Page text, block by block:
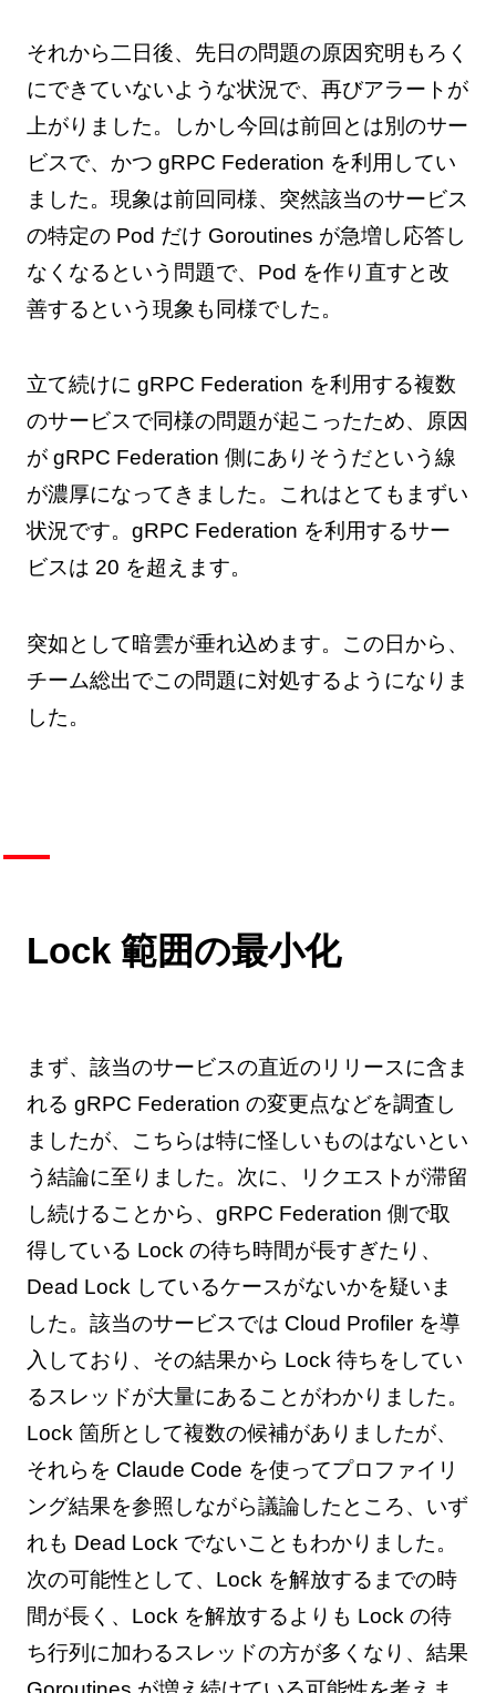
それから二日後、先日の問題の原因究明もろく
にできていないような状況で、再びアラートが
上がりました。しかし今回は前回とは別のサー
ビスで、かつ gRPC Federation を利用してい
ました。現象は前回同様、突然該当のサービス
の特定の Pod だけ Goroutines が急増し応答し
なくなるという問題で、Pod を作り直すと改
善するという現象も同様でした。
立て続けに gRPC Federation を利用する複数
のサービスで同様の問題が起こったため、原因
が gRPC Federation 側にありそうだという線
が濃厚になってきました。これはとてもまずい
状況です。gRPC Federation を利用するサー
ビスは 20 を超えます。
突如として暗雲が垂れ込めます。この日から、
チーム総出でこの問題に対処するようになりま
した。
Lock 範囲の最小化
まず、該当のサービスの直近のリリースに含ま
れる gRPC Federation の変更点などを調査し
ましたが、こちらは特に怪しいものはないとい
う結論に至りました。次に、リクエストが滞留
し続けることから、gRPC Federation 側で取
得している Lock の待ち時間が長すぎたり、
Dead Lock しているケースがないかを疑いま
した。該当のサービスでは Cloud Profiler を導
入しており、その結果から Lock 待ちをしてい
るスレッドが大量にあることがわかりました。
Lock 箇所として複数の候補がありましたが、
それらを Claude Code を使ってプロファイリ
ング結果を参照しながら議論したところ、いず
れも Dead Lock でないこともわかりました。
次の可能性として、Lock を解放するまでの時
間が長く、Lock を解放するよりも Lock の待
ち行列に加わるスレッドの方が多くなり、結果